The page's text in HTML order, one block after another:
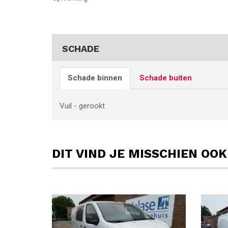
SCHADE
Schade binnen Schade buiten
Vuil - gerookt
DIT VIND JE MISSCHIEN